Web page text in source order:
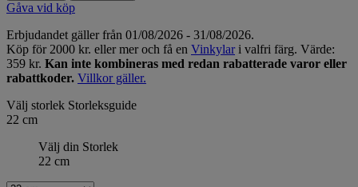
Gåva vid köp
Erbjudandet gäller från 01/08/2026 - 31/08/2026.
Köp för 2000 kr. eller mer och få en Vinkylari valfri färg. Värde:
359 kr. Kan inte kombineras med redan rabatterade varor eller
rabattkoder. Villkor gäller.
Välj storlek Storleksguide
22 cm
Välj din Storlek
22 cm